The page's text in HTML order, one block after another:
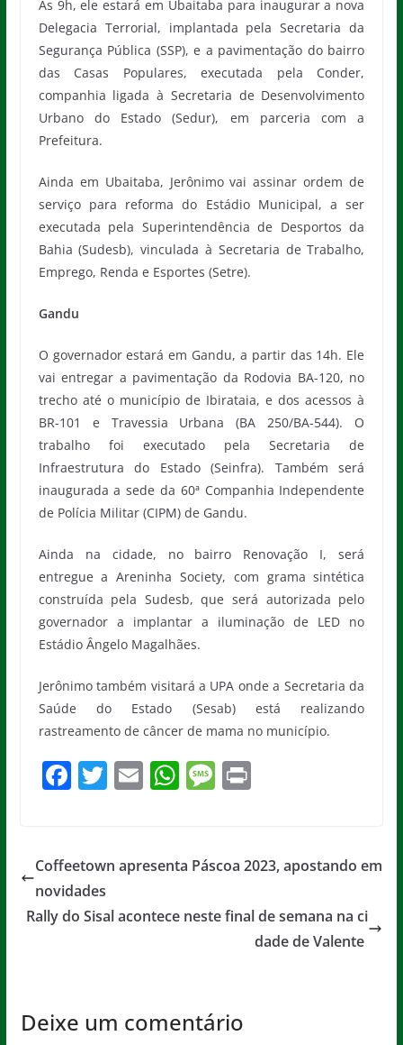
Às 9h, ele estará em Ubaitaba para inaugurar a nova
Delegacia Terrorial, implantada pela Secretaria da
Segurança Pública (SSP), e a pavimentação do bairro
das Casas Populares, executada pela Conder,
companhia ligada à Secretaria de Desenvolvimento
Urbano do Estado (Sedur), em parceria com a
Prefeitura.
Ainda em Ubaitaba, Jerônimo vai assinar ordem de
serviço para reforma do Estádio Municipal, a ser
executada pela Superintendência de Desportos da
Bahia (Sudesb), vinculada à Secretaria de Trabalho,
Emprego, Renda e Esportes (Setre).
Gandu
O governador estará em Gandu, a partir das 14h. Ele
vai entregar a pavimentação da Rodovia BA-120, no
trecho até o município de Ibirataia, e dos acessos à
BR-101 e Travessia Urbana (BA 250/BA-544). O
trabalho foi executado pela Secretaria de
Infraestrutura do Estado (Seinfra). Também será
inaugurada a sede da 60ª Companhia Independente
de Polícia Militar (CIPM) de Gandu.
Ainda na cidade, no bairro Renovação I, será
entregue a Areninha Society, com grama sintética
construída pela Sudesb, que será autorizada pelo
governador a implantar a iluminação de LED no
Estádio Ângelo Magalhães.
Jerônimo também visitará a UPA onde a Secretaria da
Saúde do Estado (Sesab) está realizando
rastreamento de câncer de mama no município.
F
e
b
o
T
er
E
l
W
s
p
M
a
e
Pr
Coffeetown apresenta Páscoa 2023, apostando em
novidades
Rally do Sisal acontece neste final de semana na ci
dade de Valente
Deixe um comentário